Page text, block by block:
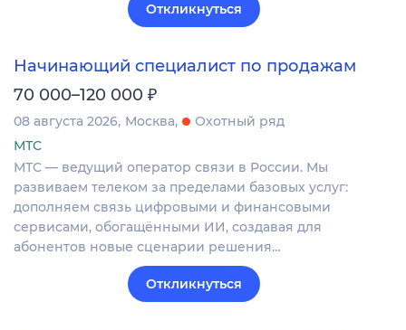
Откликнуться
Начинающий специалист по продажам
70 000–120 000 ₽
08 августа 2026 Москва
Охотный ряд
МТС
МТС — ведущий оператор связи в России. Мы
развиваем телеком за пределами базовых услуг:
дополняем связь цифровыми и финансовыми
сервисами, обогащёнными ИИ, создавая для
абонентов новые сценарии решения…
Откликнуться